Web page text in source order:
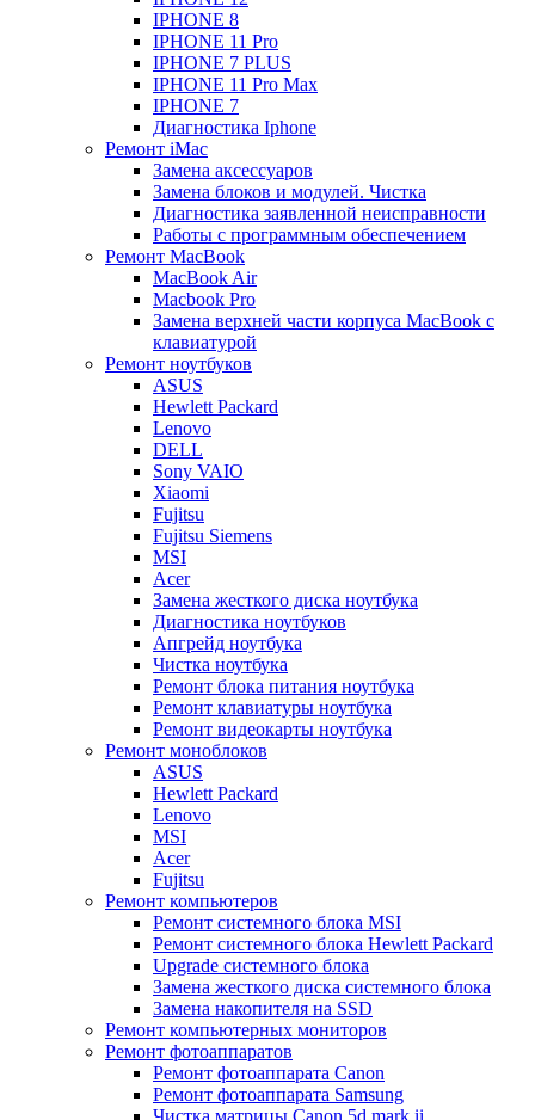
IPHONE 8
IPHONE 11 Pro
IPHONE 7 PLUS
IPHONE 11 Pro Max
IPHONE 7
Диагностика Iphone
Ремонт iMac
Замена аксессуаров
Замена блоков и модулей. Чистка
Диагностика заявленной неисправности
Работы с программным обеспечением
Ремонт MacBook
MacBook Air
Macbook Pro
Замена верхней части корпуса MacBook с
клавиатурой
Ремонт ноутбуков
ASUS
Hewlett Packard
Lenovo
DELL
Sony VAIO
Xiaomi
Fujitsu
Fujitsu Siemens
MSI
Acer
Замена жесткого диска ноутбука
Диагностика ноутбуков
Апгрейд ноутбука
Чистка ноутбука
Ремонт блока питания ноутбука
Ремонт клавиатуры ноутбука
Ремонт видеокарты ноутбука
Ремонт моноблоков
ASUS
Hewlett Packard
Lenovo
MSI
Acer
Fujitsu
Ремонт компьютеров
Ремонт системного блока MSI
Ремонт системного блока Hewlett Packard
Upgrade системного блока
Замена жесткого диска системного блока
Замена накопителя на SSD
Ремонт компьютерных мониторов
Ремонт фотоаппаратов
Ремонт фотоаппарата Canon
Ремонт фотоаппарата Samsung
Чистка матрицы Canon 5d mark ii